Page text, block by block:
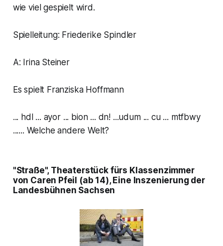
wie viel gespielt wird.
Spielleitung: Friederike Spindler
A: Irina Steiner
Es spielt Franziska Hoffmann
... hdl ... ayor ... bion ... dn! ...udum ... cu ... mtfbwy
...... Welche andere Welt?
"Straße", Theaterstück fürs Klassenzimmer
von Caren Pfeil (ab 14), Eine Inszenierung der
Landesbühnen Sachsen